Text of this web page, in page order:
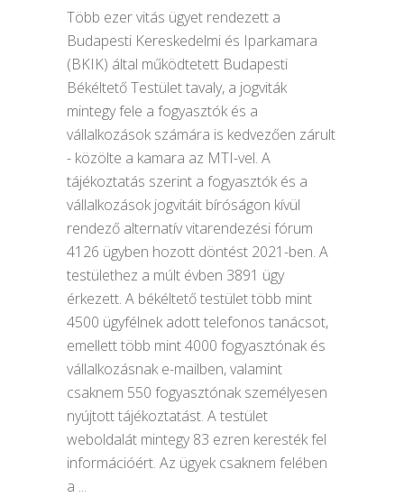
Több ezer vitás ügyet rendezett a
Budapesti Kereskedelmi és Iparkamara
(BKIK) által működtetett Budapesti
Békéltető Testület tavaly, a jogviták
mintegy fele a fogyasztók és a
vállalkozások számára is kedvezően zárult
- közölte a kamara az MTI-vel. A
tájékoztatás szerint a fogyasztók és a
vállalkozások jogvitáit bíróságon kívül
rendező alternatív vitarendezési fórum
4126 ügyben hozott döntést 2021-ben. A
testülethez a múlt évben 3891 ügy
érkezett. A békéltető testület több mint
4500 ügyfélnek adott telefonos tanácsot,
emellett több mint 4000 fogyasztónak és
vállalkozásnak e-mailben, valamint
csaknem 550 fogyasztónak személyesen
nyújtott tájékoztatást. A testület
weboldalát mintegy 83 ezren keresték fel
információért. Az ügyek csaknem felében
a